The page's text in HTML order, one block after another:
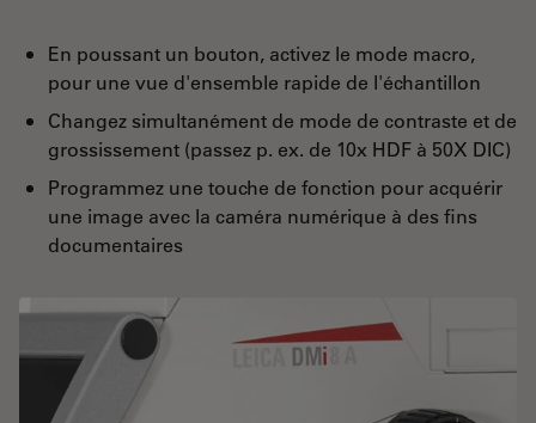
En poussant un bouton, activez le mode macro,
pour une vue d'ensemble rapide de l'échantillon
Changez simultanément de mode de contraste et de
grossissement (passez p. ex. de 10x HDF à 50X DIC)
Programmez une touche de fonction pour acquérir
une image avec la caméra numérique à des fins
documentaires